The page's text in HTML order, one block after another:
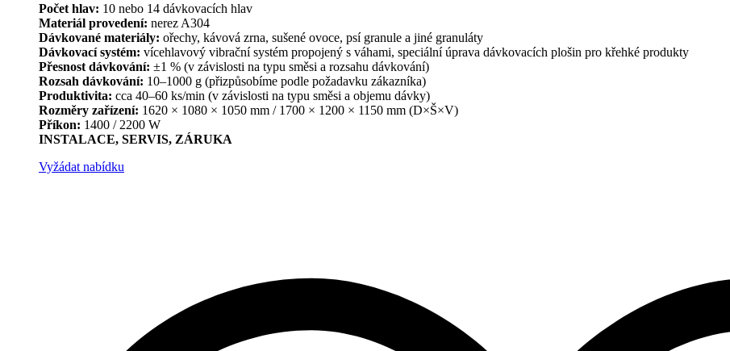
Počet hlav: 10 nebo 14 dávkovacích hlav
Materiál provedení: nerez A304
Dávkované materiály: ořechy, kávová zrna, sušené ovoce, psí granule a jiné granuláty
Dávkovací systém: vícehlavový vibrační systém propojený s váhami, speciální úprava dávkovacích plošin pro křehké produkty
Přesnost dávkování: ±1 % (v závislosti na typu směsi a rozsahu dávkování)
Rozsah dávkování: 10–1000 g (přizpůsobíme podle požadavku zákazníka)
Produktivita: cca 40–60 ks/min (v závislosti na typu směsi a objemu dávky)
Rozměry zařízení: 1620 × 1080 × 1050 mm / 1700 × 1200 × 1150 mm (D×Š×V)
Příkon: 1400 / 2200 W
INSTALACE, SERVIS, ZÁRUKA
Vyžádat nabídku